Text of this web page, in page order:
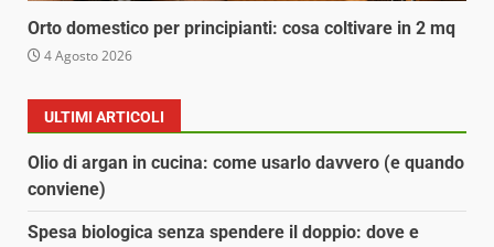
Orto domestico per principianti: cosa coltivare in 2 mq
4 Agosto 2026
ULTIMI ARTICOLI
Olio di argan in cucina: come usarlo davvero (e quando
conviene)
Spesa biologica senza spendere il doppio: dove e